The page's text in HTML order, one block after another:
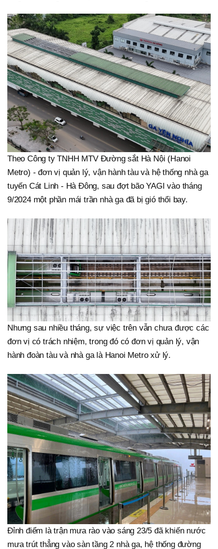
Theo Công ty TNHH MTV Đường sắt Hà Nội (Hanoi
Metro) - đơn vị quản lý, vận hành tàu và hệ thống nhà ga
tuyến Cát Linh - Hà Đông, sau đợt bão YAGI vào tháng
9/2024 một phần mái trần nhà ga đã bị gió thổi bay.
Nhưng sau nhiều tháng, sự việc trên vẫn chưa được các
đơn vị có trách nhiệm, trong đó có đơn vị quản lý, vận
hành đoàn tàu và nhà ga là Hanoi Metro xử lý.
Đỉnh điểm là trận mưa rào vào sáng 23/5 đã khiến nước
mưa trút thẳng vào sàn tầng 2 nhà ga, hệ thống đường